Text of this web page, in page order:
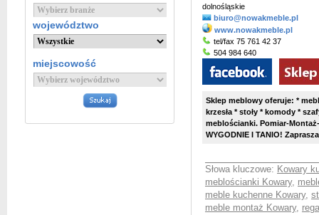
województwo
miejscowość
dolnośląskie
biuro@nowakmeble.pl
www.nowakmeble.pl
tel/fax 75 761 42 37
504 984 640
Sklep meblowy oferuje: *
krzesła * stoły * komody *
meblościanki. Pomiar-
WYGODNIE I TANIO!
Słowa kluczowe: Kowary
meblościanki Kowary,
meble kuchenne Kowary,
meble montaż Kowary,